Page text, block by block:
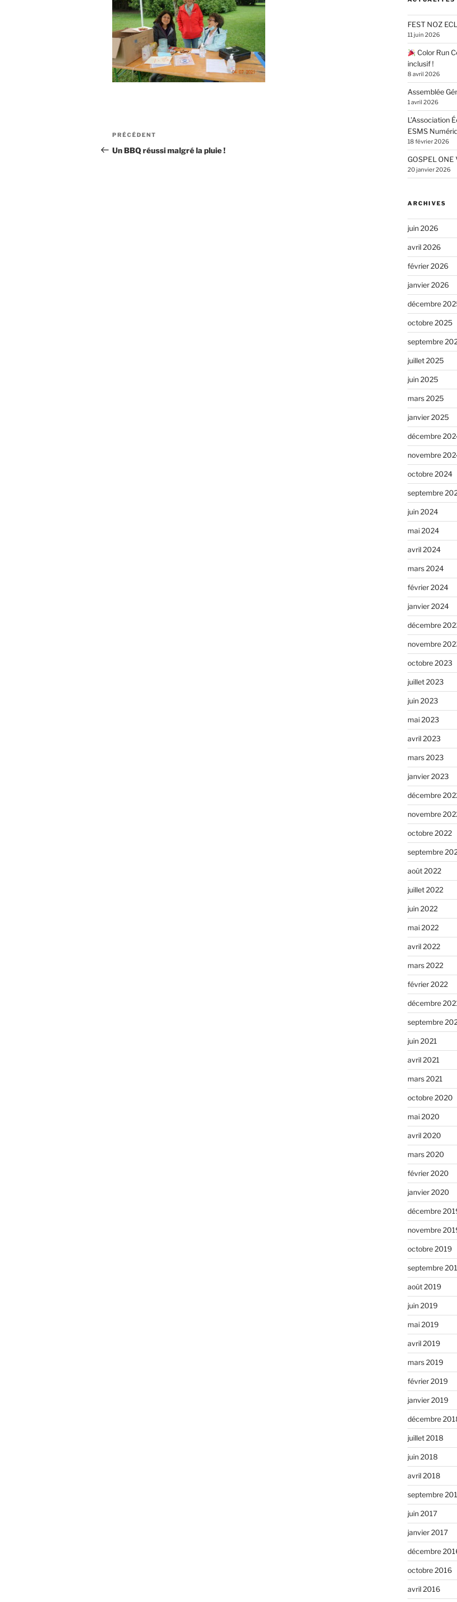
Navigation
de
Article
précédent
PRÉCÉDENT
Un BBQ réussi malgré la pluie !
FEST NOZ
11 juin 2026
Color Run
inclusif !
8 avril 2026
Assemblée
1 avril 2026
L’Association
ESMS
18 février 2026
GOSPEL ONE
20 janvier 2026
ARCHIVES
juin 2026
avril 2026
février 2026
janvier 2026
décembre
octobre 2025
septembre
juillet 2025
juin 2025
mars 2025
janvier 2025
décembre
novembre
octobre 2024
septembre
juin 2024
mai 2024
avril 2024
mars 2024
février 2024
janvier 2024
décembre
novembre
octobre 2023
juillet 2023
juin 2023
mai 2023
avril 2023
mars 2023
janvier 2023
décembre
novembre
octobre 2022
septembre
août 2022
juillet 2022
juin 2022
mai 2022
avril 2022
mars 2022
février 2022
décembre
septembre
juin 2021
avril 2021
mars 2021
octobre 2020
mai 2020
avril 2020
mars 2020
février 2020
janvier 2020
décembre
novembre
octobre 2019
septembre
août 2019
juin 2019
mai 2019
avril 2019
mars 2019
février 2019
janvier 2019
décembre
juillet 2018
juin 2018
avril 2018
septembre
juin 2017
janvier 2017
décembre
octobre 2016
avril 2016